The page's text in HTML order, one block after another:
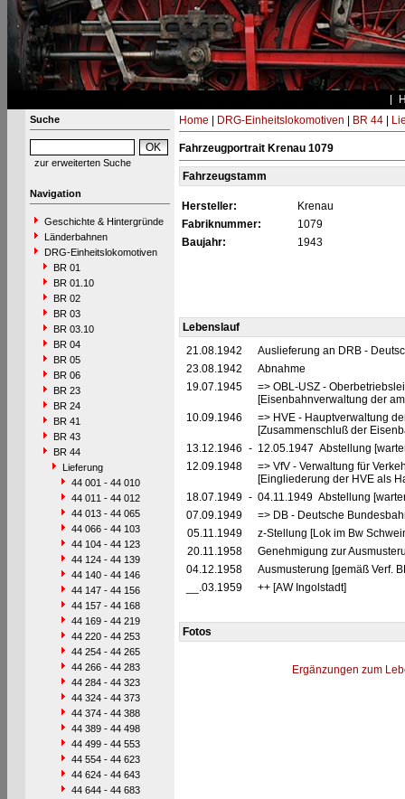
Suche
zur erweiterten Suche
Navigation
Geschichte & Hintergründe
Länderbahnen
DRG-Einheitslokomotiven
BR 01
BR 01.10
BR 02
BR 03
BR 03.10
BR 04
BR 05
BR 06
BR 23
BR 24
BR 41
BR 43
BR 44
Lieferung
44 001 - 44 010
44 011 - 44 012
44 013 - 44 065
44 066 - 44 103
44 104 - 44 123
44 124 - 44 139
44 140 - 44 146
44 147 - 44 156
44 157 - 44 168
44 169 - 44 219
44 220 - 44 253
44 254 - 44 265
44 266 - 44 283
44 284 - 44 323
44 324 - 44 373
44 374 - 44 388
44 389 - 44 498
44 499 - 44 553
44 554 - 44 623
44 624 - 44 643
44 644 - 44 683
Home DRG-Einheitslokomotiven BR 44|
Fahrzeugportrait Krenau 1079
Fahrzeugstamm
Hersteller:
Krenau
Fabriknummer:
1079
Baujahr:
1943
Lebenslauf
21.08.1942
Auslieferung an DRB -
23.08.1942
Abnahme
19.07.1945
=> OBL-USZ -
[Eisenbahnverwaltung der
10.09.1946
=> HVE - Hauptverwaltung
[Zusammenschluß der
13.12.1946 - 12.05.1947 Abstellung
12.09.1948
=> VfV - Verwaltung für
[Eingliederung der HVE als
18.07.1949 - 04.11.1949 Abstellung
07.09.1949
=> DB - Deutsche
05.11.1949
z-Stellung [Lok im Bw
20.11.1958
Genehmigung zur
04.12.1958
Ausmusterung [gemäß Verf.
__.03.1959
++ [AW Ingolstadt]
Fotos
Ergänzungen zum